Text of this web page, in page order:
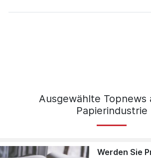
Ausgewählte Topnews
Papierindustrie
Werden Sie